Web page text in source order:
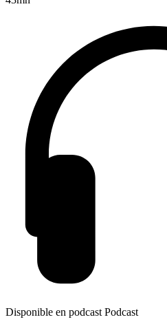
Disponible en podcast Podcast